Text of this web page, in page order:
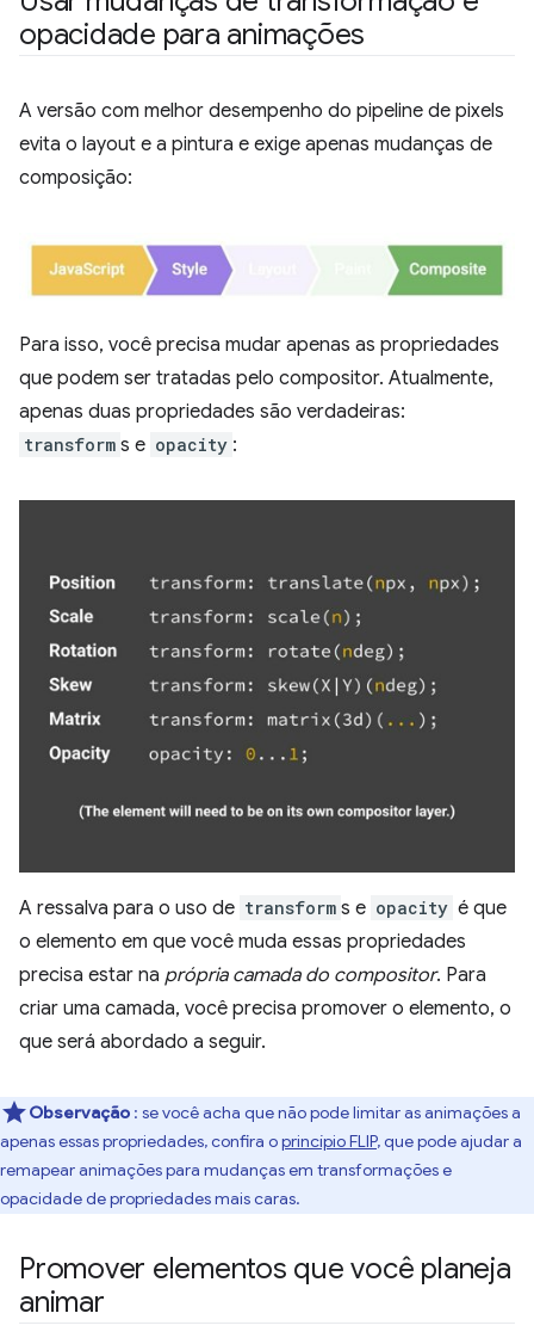
opacidade para animações
A versão com melhor desempenho do pipeline de pixels
evita o layout e a pintura e exige apenas mudanças de
composição:
Para isso, você precisa mudar apenas as propriedades
que podem ser tratadas pelo compositor. Atualmente,
apenas duas propriedades são verdadeiras:
transform s e opacity :
A ressalva para o uso de transform s e opacity é que
o elemento em que você muda essas propriedades
precisa estar na própria camada do compositor. Para
criar uma camada, você precisa promover o elemento, o
que será abordado a seguir.
Observação : se você acha que não pode limitar as animações a
apenas essas propriedades, confira oprincípio FLIP, que pode ajudar a
remapear animações para mudanças em transformações e
opacidade de propriedades mais caras.
Promover elementos que você planeja
animar